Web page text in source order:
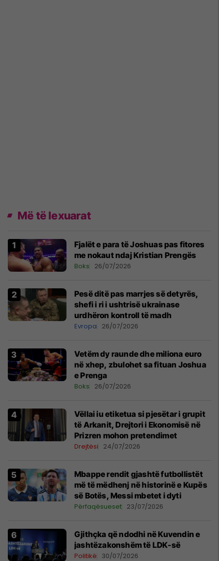
Më të lexuarat
Fjalët e para të Joshuas pas fitores
me nokaut ndaj Kristian Prengës
Boks 26/07/2026
Pesë ditë pas marrjes së detyrës,
shefi i ri i ushtrisë ukrainase
urdhëron kontroll të madh
Evropa 26/07/2026
Vetëm dy raunde dhe miliona euro
në xhep, zbulohet sa fituan Joshua
e Prenga
Boks 26/07/2026
Vëllai iu etiketua si pjesëtar i grupit
të Arkanit, Drejtori i Ekonomisë në
Prizren mohon pretendimet
Drejtësi 24/07/2026
Mbappe rendit gjashtë futbollistët
më të mëdhenj në historinë e Kupës
së Botës, Messi mbetet i dyti
Përfaqësueset 23/07/2026
Gjithçka që ndodhi në Kuvendin e
jashtëzakonshëm të LDK-së
Politikë 30/07/2026